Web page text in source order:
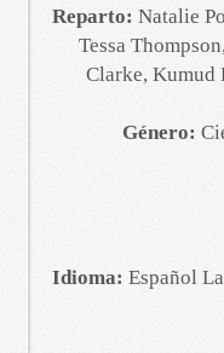
Reparto: Natalie
Tessa
Clarke, Kumud
Género:
Idioma: Español